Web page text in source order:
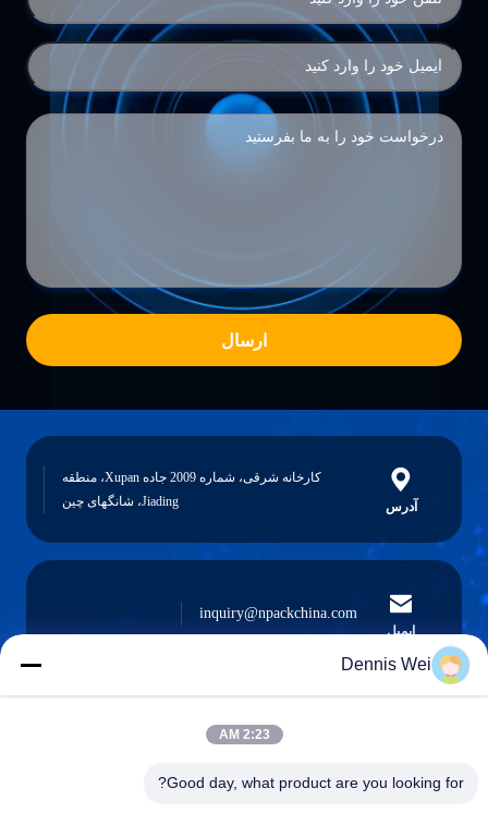
ارسال
آدرس
کارخانه شرقی، شماره 2009 جاده Xupan، منطقه
Jiading، شانگهای چین
ایمیل
inquiry@npackchina.com
0086-21-66035560
Dennis Wei
2:23 AM
Good day, what product are you looking for?